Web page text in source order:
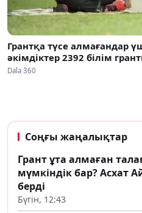
Грантқа түсе алмағандар
әкімдіктер 2392 білім
Dala 360
Соңғы жаңалықтар
Грант ұта алмаған
мүмкіндік бар? Асхат
берді
Бүгін, 12:43